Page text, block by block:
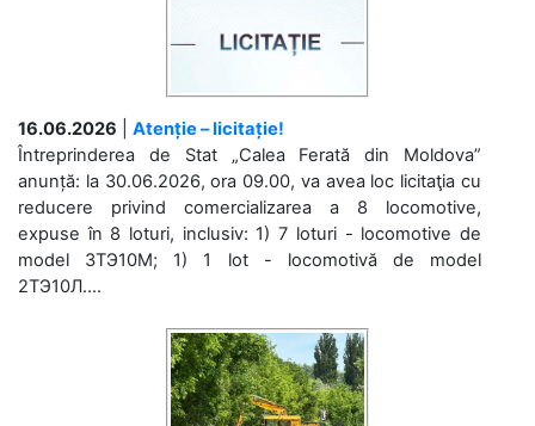
16.06.2026
Atenție – licitație!
Întreprinderea de Stat „Calea Ferată din Moldova”
anunță: la 30.06.2026, ora 09.00, va avea loc licitaţia cu
reducere privind comercializarea a 8 locomotive,
expuse în 8 loturi, inclusiv: 1) 7 loturi - locomotive de
model 3ТЭ10М; 1) 1 lot - locomotivă de model
2ТЭ10Л....